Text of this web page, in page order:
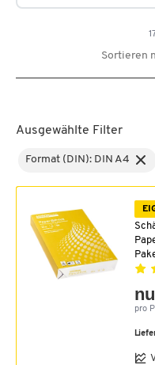
Sortieren
Ausgewählte Filter
Format (DIN): DIN A4
pro